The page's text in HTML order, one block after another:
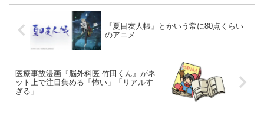
『夏目友人帳』とかいう常に80点くらい
のアニメ
医療事故漫画『脳外科医 竹田くん』がネ
ット上で注目集める「怖い」「リアルす
ぎる」